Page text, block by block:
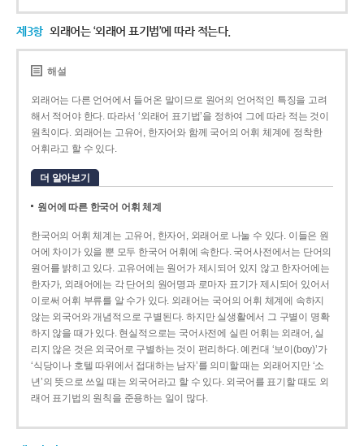
제3항 외래어는 ‘외래어 표기법’에 따라 적는다.
해설
외래어는 다른 언어에서 들어온 말이므로 원어의 언어적인 특징을 고려
해서 적어야 한다. 따라서 ‘외래어 표기법’을 정하여 그에 따라 적는 것이
원칙이다. 외래어는 고유어, 한자어와 함께 국어의 어휘 체계에 정착한
어휘라고 할 수 있다.
더 알아보기
원어에 따른 한국어 어휘 체계
한국어의 어휘 체계는 고유어, 한자어, 외래어로 나눌 수 있다. 이들은 원
어에 차이가 있을 뿐 모두 한국어 어휘에 속한다. 국어사전에서는 단어의
원어를 밝히고 있다. 고유어에는 원어가 제시되어 있지 않고 한자어에는
한자가, 외래어에는 각 단어의 원어명과 로마자 표기가 제시되어 있어서
이로써 어휘 부류를 알 수가 있다. 외래어는 국어의 어휘 체계에 속하지
않는 외국어와 개념적으로 구별된다. 하지만 실생활에서 그 구별이 명확
하지 않을 때가 있다. 현실적으로는 국어사전에 실린 어휘는 외래어, 실
리지 않은 것은 외국어로 구별하는 것이 편리하다. 예컨대 ‘보이(boy)’가
‘식당이나 호텔 따위에서 접대하는 남자’를 의미할 때는 외래어지만 ‘소
년’의 뜻으로 쓰일 때는 외국어라고 할 수 있다. 외국어를 표기할 때도 외
래어 표기법의 원칙을 준용하는 일이 많다.